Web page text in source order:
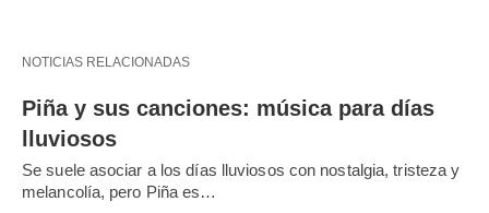
NOTICIAS RELACIONADAS
Piña y sus canciones: música para días
lluviosos
Se suele asociar a los días lluviosos con nostalgia, tristeza y
melancolía, pero Piña es…